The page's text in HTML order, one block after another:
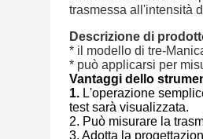
trasmessa all'intensità
Descrizione di
* il modello di tre-
* può applicarsi per
Vantaggi dello
1. L'operazione
test sarà visualizzata.
2. Può misurare la
3. Adotta la